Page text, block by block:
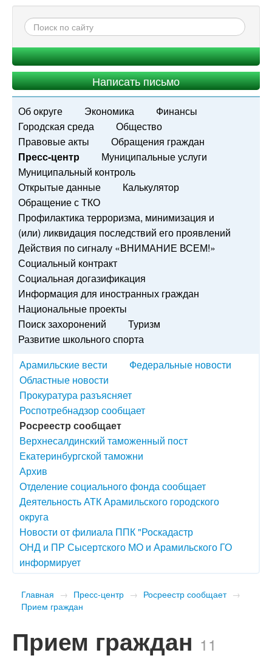
Написать письмо
Об округе Экономика
Финансы
Городская среда
Общество
Правовые акты
Обращения граждан
Пресс-центр
Муниципальные услуги
Муниципальный контроль
Открытые данные
Калькулятор
Обращение с ТКО
Профилактика терроризма, минимизация и
(или) ликвидация последствий его проявлений
Действия по сигналу «ВНИМАНИЕ ВСЕМ!»
Социальный контракт
Социальная догазификация
Информация для иностранных граждан
Национальные проекты
Поиск захоронений
Туризм
Развитие школьного спорта
Арамильские вести
Федеральные новости
Областные новости
Прокуратура разъясняет
Роспотребнадзор сообщает
Росреестр сообщает
Верхнесалдинский таможенный пост
Екатеринбургской таможни
Архив
Отделение социального фонда сообщает
Деятельность АТК Арамильского городского
округа
Новости от филиала ППК "Роскадастр
ОНД и ПР Сысертского МО и Арамильского ГО
информирует
Главная → Пресс-центр → Росреестр сообщает →
Прием граждан
Прием граждан 11